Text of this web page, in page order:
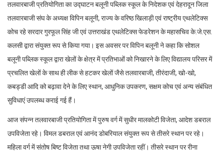
तलवारबाजी प्रतियोगिता का उद्घाटन बलूनी पब्लिक स्कूल के निदेशक एवं देहरादून जिला
तलवारबाजी संघ के अध्यक्ष विपिन बलूनी, राज्य के वरिष्ठ खिलाड़ी एवं राष्ट्रीय एथलेटिक्स
कोच रहे सरदार गुरफूल सिंह जी एवं उत्तराखंड एथलेटिक्स फेडरेशन के महासचिव के.जे.एस.
कलसी द्वारा संयुक्त रूप से किया गया। इस अवसर पर विपिन बलूनी ने कहा कि सोशल
बलूनी पब्लिक स्कूल द्वारा खेलों के क्षेत्र में प्रतिभाओं को निखारने के लिए विद्यालय परिसर में
प्रचलित खेलों के साथ ही लीक से हटकर खेलों जैसे तलवारबाजी, तीरंदाजी, खो-खो,
कबड्डी आदि को बढ़ावा देने के लिए स्थान, आधुनिक उपकरण, सक्षम कोच एवं अन्य संबंधित
सुविधाएं उपलब्ध कराई गई हैं।
आज संपन्न तलवारबाजी प्रतियोगिता में पुरुष वर्ग में सुधीर मालकोटी विजेता, आदेश डबराल
उपविजेता रहे। विमल डबराल एवं आनंद डोबरियाल संयुक्त रूप से तीसरे स्थान पर रहे।
महिला वर्ग में संतोष बिष्ट विजेता तथा ऊषा नेगी उपविजेता रहीं। तीसरे स्थान पर रीना